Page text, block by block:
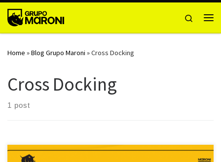
Skip to content
Search
Home »Blog Grupo Maroni »Cross Docking
Cross Docking
1 post